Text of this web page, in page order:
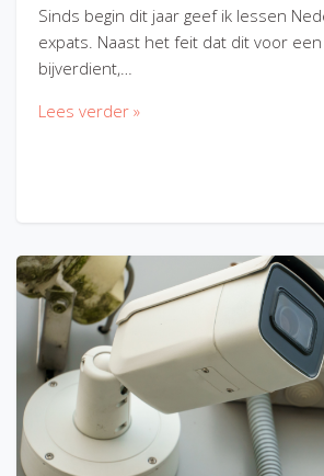
Sinds begin dit jaar geef ik lessen
expats. Naast het feit dat dit voor
bijverdient,…
Lees verder »